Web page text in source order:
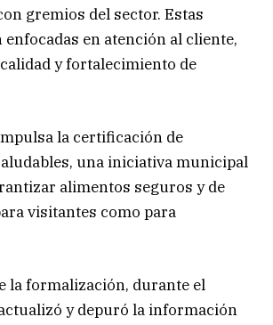
gremios del sector. Estas
en atención al cliente,
y fortalecimiento de
la certificación de
una iniciativa municipal
alimentos seguros y de
visitantes como para
la formalización, durante el
y depuró la información